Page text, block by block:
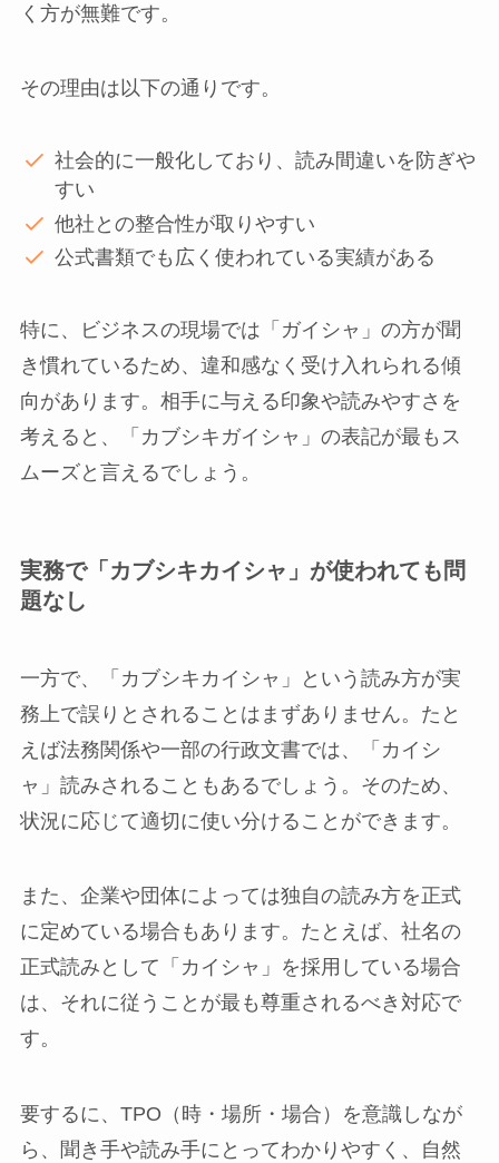
く方が無難です。
その理由は以下の通りです。
社会的に一般化しており、読み間違いを防ぎや
すい
他社との整合性が取りやすい
公式書類でも広く使われている実績がある
特に、ビジネスの現場では「ガイシャ」の方が聞
き慣れているため、違和感なく受け入れられる傾
向があります。相手に与える印象や読みやすさを
考えると、「カブシキガイシャ」の表記が最もス
ムーズと言えるでしょう。
実務で「カブシキカイシャ」が使われても問
題なし
一方で、「カブシキカイシャ」という読み方が実
務上で誤りとされることはまずありません。たと
えば法務関係や一部の行政文書では、「カイシ
ャ」読みされることもあるでしょう。そのため、
状況に応じて適切に使い分けることができます。
また、企業や団体によっては独自の読み方を正式
に定めている場合もあります。たとえば、社名の
正式読みとして「カイシャ」を採用している場合
は、それに従うことが最も尊重されるべき対応で
す。
要するに、TPO（時・場所・場合）を意識しなが
ら、聞き手や読み手にとってわかりやすく、自然